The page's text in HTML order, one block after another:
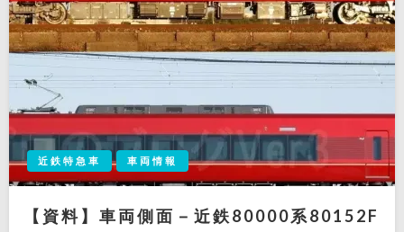
近鉄特急車 車両情報
【資料】車両側面－近鉄80000系80152F